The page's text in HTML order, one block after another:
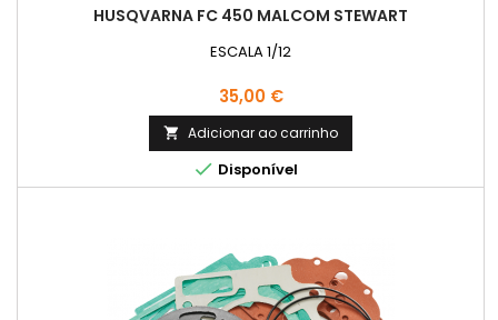
HUSQVARNA FC 450 MALCOM STEWART
ESCALA 1/12
Preço
35,00 €
 Adicionar ao carrinho
 Disponível